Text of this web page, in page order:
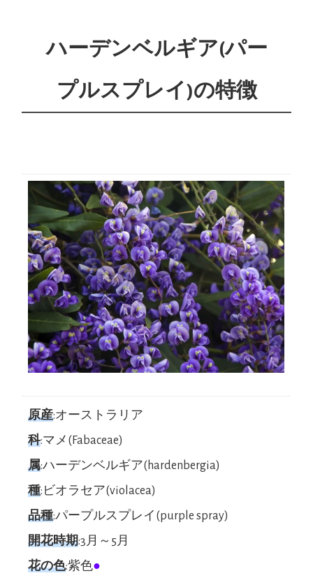
ハーデンベルギア(パー
プルスプレイ)の特徴
原産:オーストラリア
科:マメ(Fabaceae)
属:ハーデンベルギア(hardenbergia)
種:ビオラセア(violacea)
品種:パープルスプレイ(purple spray)
開花時期:3月～5月
花の色:紫色●